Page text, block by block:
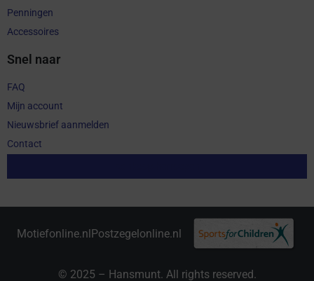
Penningen
Accessoires
Snel naar
FAQ
Mijn account
Nieuwsbrief aanmelden
Contact
Motiefonline.nl Postzegelonline.nl
© 2025 – Hansmunt. All rights reserved.